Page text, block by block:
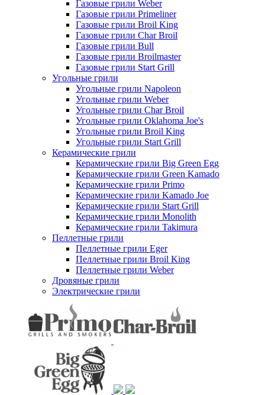
Газовые грили Weber
Газовые грили Primeliner
Газовые грили Broil King
Газовые грили Char Broil
Газовые грили Bull
Газовые грили Broilmaster
Газовые грили Start Grill
Угольные грили
Угольные грили Napoleon
Угольные грили Weber
Угольные грили Char Broil
Угольные грили Oklahoma Joe's
Угольные грили Broil King
Угольные грили Start Grill
Керамические грили
Керамические грили Big Green Egg
Керамические грили Green Kamado
Керамические грили Primo
Керамические грили Kamado Joe
Керамические грили Start Grill
Керамические грили Monolith
Керамические грили Takimura
Пеллетные грили
Пеллетные грили Eger
Пеллетные грили Broil King
Пеллетные грили Weber
Дровяные грили
Электрические грили